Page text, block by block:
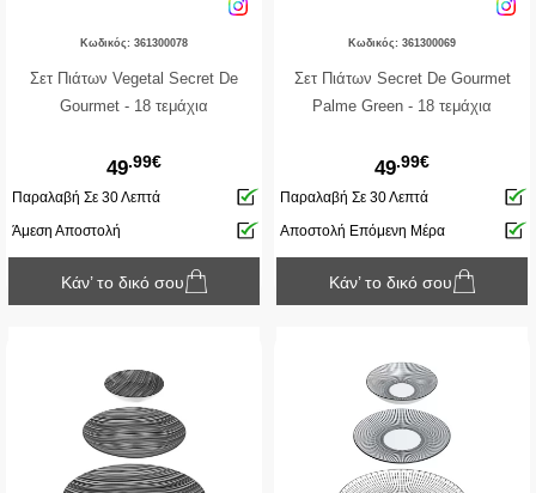
Κωδικός: 361300078
Σετ Πιάτων Vegetal Secret De
Gourmet - 18 τεμάχια
49.99€
Παραλαβή Σε 30 Λεπτά
Άμεση Αποστολή
Κάν’ το δικό σου
Κωδικός: 361300069
Σετ Πιάτων Secret De Gourmet
Palme Green - 18 τεμάχια
49.99€
Παραλαβή Σε 30 Λεπτά
Αποστολή Επόμενη Μέρα
Κάν’ το δικό σου